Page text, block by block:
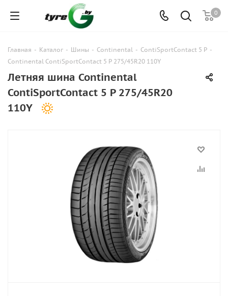
0
Главная - Каталог - Шины - Continental - ContiSportContact 5 P -
Continental ContiSportContact 5 P 275/45R20 110Y
Летняя шина Continental
ContiSportContact 5 P 275/45R20
110Y